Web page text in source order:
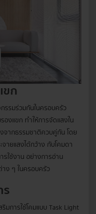
ก
รรมร่วมกันในครอบครัว
งแขก ทำให้การจัดแสงใน
จากธรรมชาติควบคู่กัน โดย
ายแสงได้กว้าง กับโคมดา
รใช้งาน อย่างการอ่าน
ง ๆ ในครอบครัว
มการใช้โคมแบบ Task Light